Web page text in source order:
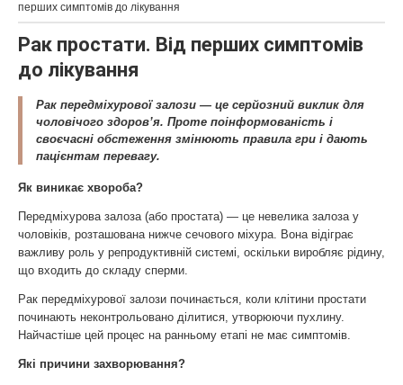
перших симптомів до лікування
Рак простати. Від перших симптомів
до лікування
Рак передміхурової залози — це серйозний виклик для
чоловічого здоров’я. Проте поінформованість і
своєчасні обстеження змінюють правила гри і дають
пацієнтам перевагу.
Як виникає хвороба?
Передміхурова залоза (або простата) — це невелика залоза у
чоловіків, розташована нижче сечового міхура. Вона відіграє
важливу роль у репродуктивній системі, оскільки виробляє рідину,
що входить до складу сперми.
Рак передміхурової залози починається, коли клітини простати
починають неконтрольовано ділитися, утворюючи пухлину.
Найчастіше цей процес на ранньому етапі не має симптомів.
Які причини захворювання?